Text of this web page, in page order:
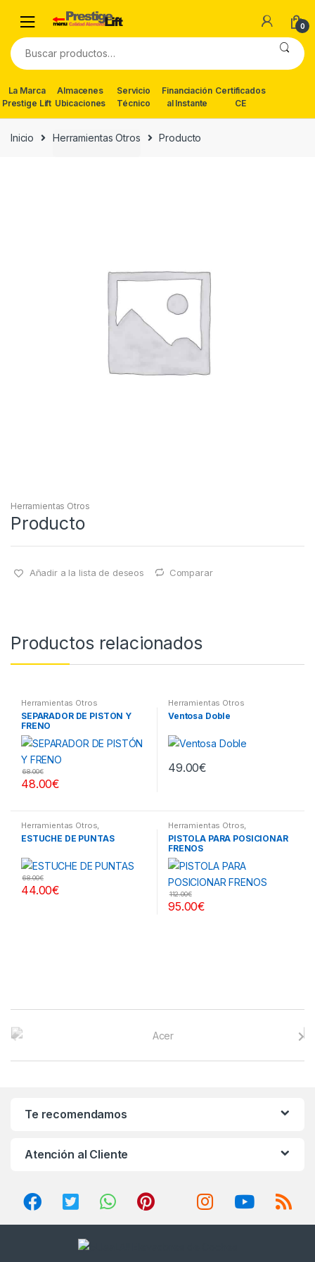
navigation
content
0
Buscar
por:
La Marca
Prestige Lift
Almacenes
Ubicaciones
Servicio
Técnico
Financiación
al Instante
Certificados
CE
Inicio Herramientas Otros Producto
Herramientas Otros
Producto
Añadir a la lista de deseos Comparar
Productos relacionados
Herramientas Otros
SEPARADOR DE PISTÓN Y
FRENO
48.00€
68.00€
Herramientas Otros
Ventosa Doble
49.00€
Herramientas Otros,
Herramientas De Mano ,
Herramientas De Mano,
Extractores, Compresímetros,
otros
ESTUCHE DE PUNTAS
44.00€
68.00€
Herramientas Otros,
Herramientas Frenos y
Refrigeración
PISTOLA PARA POSICIONAR
FRENOS
95.00€
112.00€
a
Te recomendamos
Atención al Cliente